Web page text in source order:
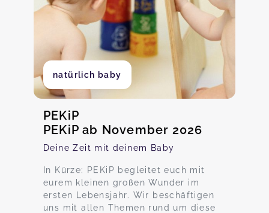
natürlich baby
PEKiP
PEKiP ab November 2026
Deine Zeit mit deinem Baby
In Kürze: PEKiP begleitet euch mit
eurem kleinen großen Wunder im
ersten Lebensjahr. Wir beschäftigen
uns mit allen Themen rund um diese